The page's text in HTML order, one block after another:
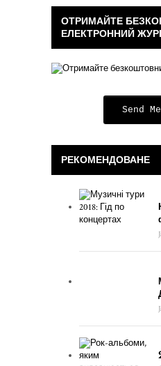
ОТРИМАЙТЕ
ЕЛЕКТРОННИЙ
Send
РЕКОМЕНДОВАНЕ